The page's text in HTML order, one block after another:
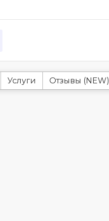
Услуги Отзывы (NEW)